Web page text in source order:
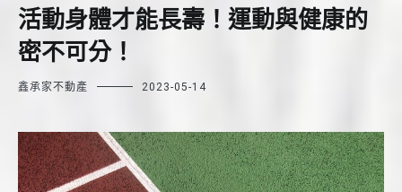
活動身體才能長壽！運動與健康的
密不可分！
鑫承家不動產 2023-05-14